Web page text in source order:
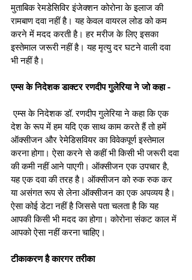
मुताबिक रेमडेसिविर इंजेक्‍शन कोरोना के इलाज की
रामबाण दवा नहीं है। यह केवल वायरल लोड को कम
करने में मदद करती है। हर मरीज के लिए इसका
इस्‍तेमाल जरूरी नहीं है। यह मृत्यु दर घटने वाली दवा
भी नहीं है।
एम्स के निदेशक डाक्टर रणदीप गुलेरिया ने जो कहा -
एम्‍स के निदेशक डॉ. रणदीप गुलेरिया ने कहा कि एक
देश के रूप में हम यदि एक साथ काम करते हैं तो हमें
ऑक्सीजन और रेमेडिसवियर का विवेकपूर्ण इस्‍तेमाल
करना होगा। ऐसा करने से कहीं भी किसी भी जरूरी दवा
की कमी नहीं आने पाएगी। ऑक्सीजन एक उपचार है,
यह एक दवा की तरह है। ऑक्सीजन को रुक रुक कर
या असंगत रूप से लेना ऑक्सीजन का एक अपव्यय है।
ऐसा कोई डेटा नहीं है जिससे पता चलता है कि यह
आपकी किसी भी मदद का होगा। कोरोना संकट काल में
आपको ऐसा नहीं करना चाहिए।
टीकाकरण है कारगर तरीका